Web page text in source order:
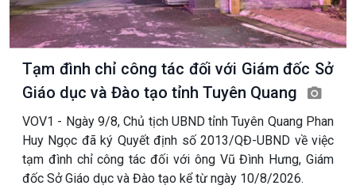
Tạm đình chỉ công tác đối với Giám đốc Sở
Giáo dục và Đào tạo tỉnh Tuyên Quang
VOV1 - Ngày 9/8, Chủ tịch UBND tỉnh Tuyên Quang Phan
Huy Ngọc đã ký Quyết định số 2013/QĐ-UBND về việc
tạm đình chỉ công tác đối với ông Vũ Đình Hưng, Giám
đốc Sở Giáo dục và Đào tạo kể từ ngày 10/8/2026.